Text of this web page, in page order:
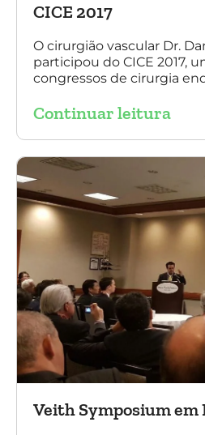
CICE 2017
O cirurgião vascular Dr.
participou do CICE 2017,
congressos de cirurgia
sobre a experiência
multilayer. Mais de 200
sem nenhum caso de
Continuar leitura
Veith Symposium em